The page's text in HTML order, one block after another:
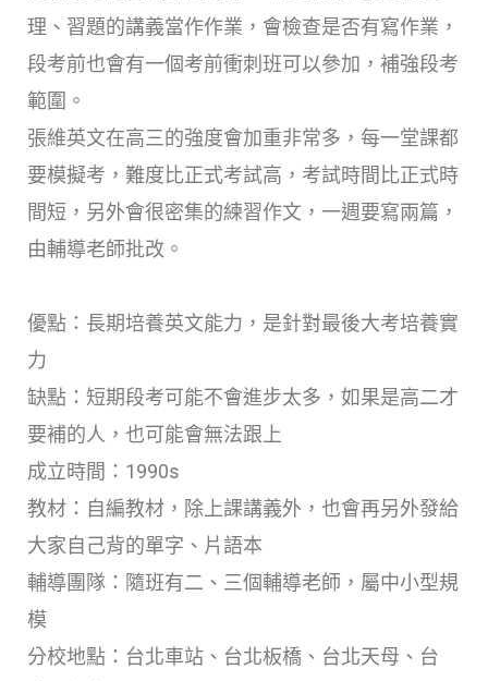
理、習題的講義當作作業，會檢查是否有寫作業，
段考前也會有一個考前衝刺班可以參加，補強段考
範圍。
張維英文在高三的強度會加重非常多，每一堂課都
要模擬考，難度比正式考試高，考試時間比正式時
間短，另外會很密集的練習作文，一週要寫兩篇，
由輔導老師批改。
優點：長期培養英文能力，是針對最後大考培養實
力
缺點：短期段考可能不會進步太多，如果是高二才
要補的人，也可能會無法跟上
成立時間：1990s
教材：自編教材，除上課講義外，也會再另外發給
大家自己背的單字、片語本
輔導團隊：隨班有二、三個輔導老師，屬中小型規
模
分校地點：台北車站、台北板橋、台北天母、台